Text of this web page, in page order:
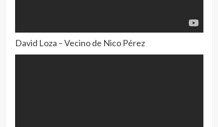
David Loza – Vecino de Nico Pérez